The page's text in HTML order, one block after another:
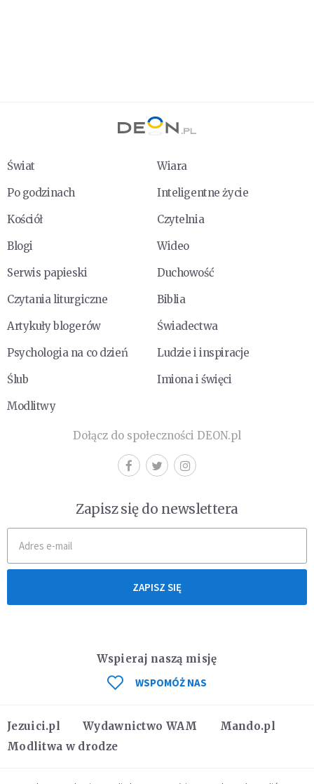
Świat
Wiara
Po godzinach
Inteligentne życie
Kościół
Czytelnia
Blogi
Wideo
Serwis papieski
Duchowość
Czytania liturgiczne
Biblia
Artykuły blogerów
Świadectwa
Psychologia na co dzień
Ludzie i inspiracje
Ślub
Imiona i święci
Modlitwy
Dołącz do społeczności DEON.pl
Zapisz się do newslettera
ZAPISZ SIĘ
Jezuici.pl Wydawnictwo WAM
Mando.pl
Modlitwa w drodze
Wspieraj naszą misję
WSPOMÓŻ NAS